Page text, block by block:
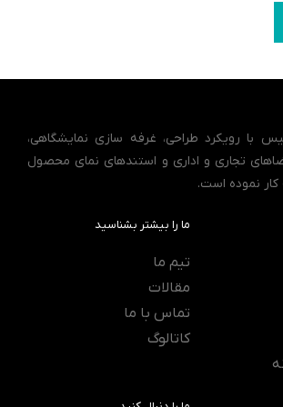
با رویکرد طراحی، غرفه سازی نمایشگاهی،
تجاری و اداری و استندهای نمای محصول
ما را بیشتر بشناسید
تیم ما
مقالات
تماس با ما
کاتالوگ